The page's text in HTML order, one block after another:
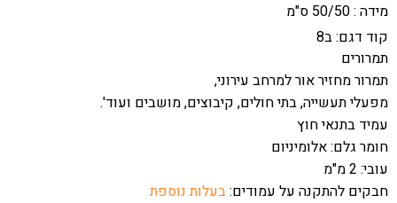
מידה : 50/50 ס"מ
קוד דגם:ב8
תמרורים
תמרור מחזיר אור למרחב עירוני,
מפעלי תעשייה, בתי חולים, קיבוצים, מושבים ועוד'.
עמיד בתנאי חוץ
חומר גלם: אלומיניום
עובי: 2 מ"מ
חבקים להתקנה על עמודים:בעלות נוספת